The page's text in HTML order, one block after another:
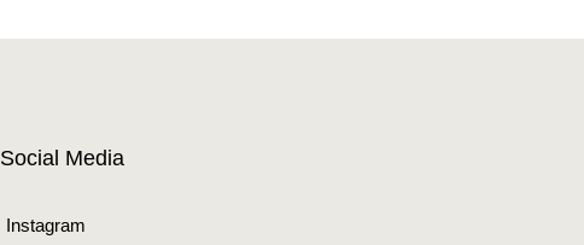
Social Media
Instagram